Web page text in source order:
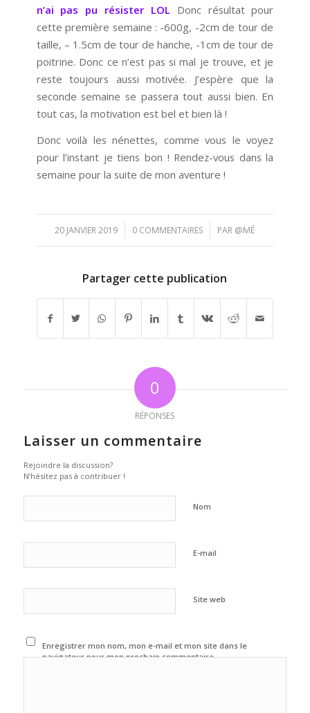
n’ai pas pu résister LOLDonc résultat pour
cette première semaine : -600g, -2cm de tour de
taille, – 1.5cm de tour de hanche, -1cm de tour de
poitrine. Donc ce n’est pas si mal je trouve, et je
reste toujours aussi motivée. J’espère que la
seconde semaine se passera tout aussi bien. En
tout cas, la motivation est bel et bien là !
Donc voilà les nénettes, comme vous le voyez
pour l’instant je tiens bon ! Rendez-vous dans la
semaine pour la suite de mon aventure !
20 JANVIER 2019
/ 0 COMMENTAIRES
/ PAR @MÉ
Partager cette publication
0
RÉPONSES
Laisser un commentaire
Rejoindre la discussion?
N’hésitez pas à contribuer !
Nom
E-mail
Site web
Enregistrer mon nom, mon e-mail et mon site dans le
navigateur pour mon prochain commentaire.